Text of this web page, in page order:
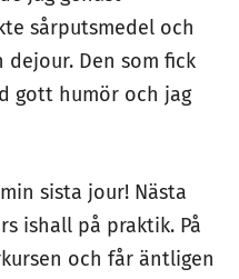
sårputsmedel och
Den som fick
gott humör och jag
sista jour! Nästa
ishall på praktik. På
och får äntligen